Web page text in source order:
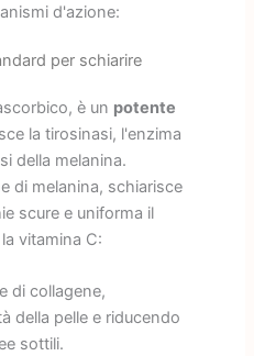
d'azione:
per schiarire
è un potente
la tirosinasi, l'enzima
della melanina.
di melanina, schiarisce
scure e uniforma il
vitamina C:
di collagene,
della pelle e riducendo
sottili.